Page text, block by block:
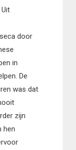
door
in
De
was dat
zijn
hen